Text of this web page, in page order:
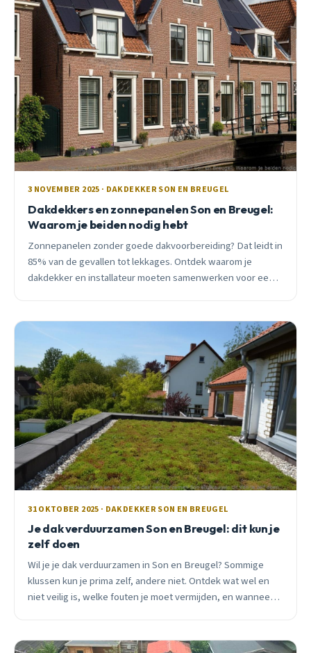
3 NOVEMBER 2025 · DAKDEKKER SON EN BREUGEL
Dakdekkers en zonnepanelen Son en Breugel:
Waarom je beiden nodig hebt
Zonnepanelen zonder goede dakvoorbereiding? Dat leidt in
85% van de gevallen tot lekkages. Ontdek waarom je
dakdekker en installateur moeten samenwerken voor een
31 OKTOBER 2025 · DAKDEKKER SON EN BREUGEL
Je dak verduurzamen Son en Breugel: dit kun je
zelf doen
Wil je je dak verduurzamen in Son en Breugel? Sommige
klussen kun je prima zelf, andere niet. Ontdek wat wel en
niet veilig is, welke fouten je moet vermijden, en wanneer